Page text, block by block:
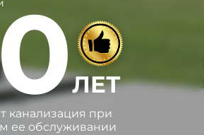
ЛЕТ
канализация при
ее обслуживании